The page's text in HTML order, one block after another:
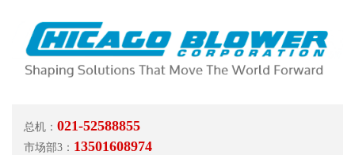
总机： 021-52588855
市场部3： 13501608974